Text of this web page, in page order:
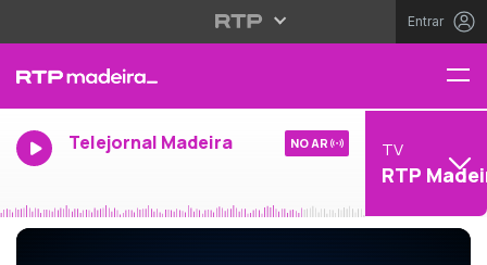
Entrar
Telejornal Madeira NO AR TV
RTP